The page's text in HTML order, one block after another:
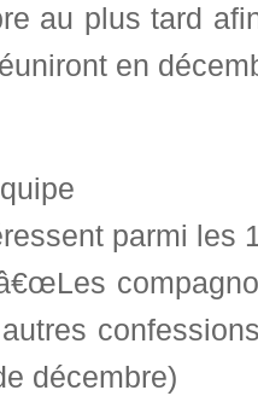
au plus tard
en
parmi les
décembre)